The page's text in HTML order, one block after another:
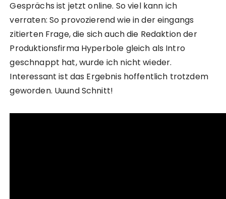
Gesprächs ist jetzt online. So viel kann ich
verraten: So provozierend wie in der eingangs
zitierten Frage, die sich auch die Redaktion der
Produktionsfirma Hyperbole gleich als Intro
geschnappt hat, wurde ich nicht wieder.
Interessant ist das Ergebnis hoffentlich trotzdem
geworden. Uuund Schnitt!